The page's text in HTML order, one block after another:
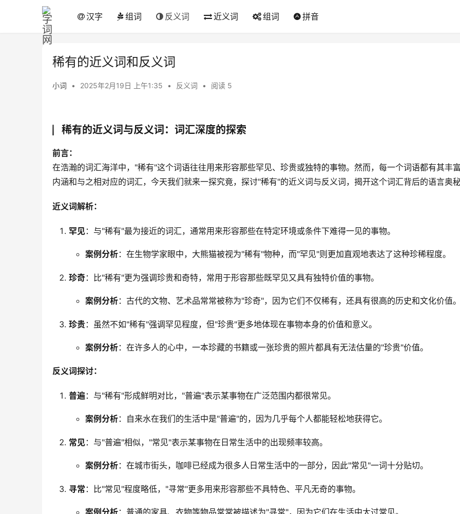
汉字 组词 反义词 近义词 组词 拼音
稀有的近义词和反义词
小词 • 2025年2月19日 上午1:35 • 反义词 • 阅读 5
稀有的近义词与反义词：词汇深度的探索
前言：
在浩瀚的词汇海洋中，"稀有"这个词语往往用来形容那些罕见、珍贵或独特的事物。然而，每一个词语都有其丰
内涵和与之相对应的词汇，今天我们就来一探究竟，探讨"稀有"的近义词与反义词，揭开这个词汇背后的语言奥
近义词解析：
罕见：与"稀有"最为接近的词汇，通常用来形容那些在特定环境或条件下难得一见的事物。
案例分析：在生物学家眼中，大熊猫被视为"稀有"物种，而"罕见"则更加直观地表达了这种珍稀程度。
珍奇：比"稀有"更为强调珍贵和奇特，常用于形容那些既罕见又具有独特价值的事物。
案例分析：古代的文物、艺术品常常被称为"珍奇"，因为它们不仅稀有，还具有很高的历史和文化价值
珍贵：虽然不如"稀有"强调罕见程度，但"珍贵"更多地体现在事物本身的价值和意义。
案例分析：在许多人的心中，一本珍藏的书籍或一张珍贵的照片都具有无法估量的"珍贵"价值。
反义词探讨：
普遍：与"稀有"形成鲜明对比，"普遍"表示某事物在广泛范围内都很常见。
案例分析：自来水在我们的生活中是"普遍"的，因为几乎每个人都能轻松地获得它。
常见：与"普遍"相似，"常见"表示某事物在日常生活中的出现频率较高。
案例分析：在城市街头，咖啡已经成为很多人日常生活中的一部分，因此"常见"一词十分贴切。
寻常 ：比"常见"程度略低，"寻常"更多用来形容那些不具特色、平凡无奇的事物。
案例分析：普通的家具、衣物等物品常常被描述为"寻常"，因为它们在生活中太过常见。